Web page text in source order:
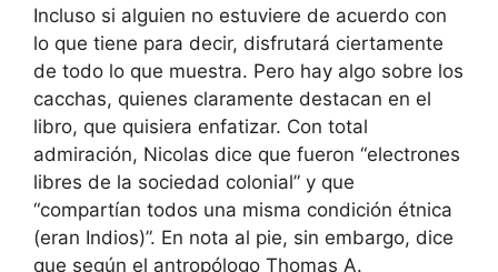
Incluso si alguien no estuviere de acuerdo con
lo que tiene para decir, disfrutará ciertamente
de todo lo que muestra. Pero hay algo sobre los
cacchas, quienes claramente destacan en el
libro, que quisiera enfatizar. Con total
admiración, Nicolas dice que fueron “electrones
libres de la sociedad colonial” y que
“compartían todos una misma condición étnica
(eran Indios)”. En nota al pie, sin embargo, dice
que según el antropólogo Thomas A.